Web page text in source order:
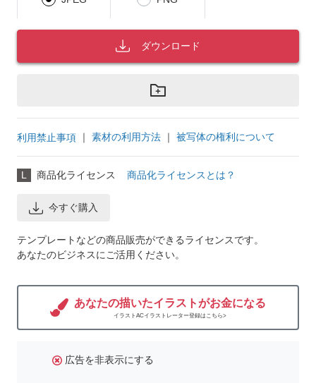
ダウンロード
利用禁止事項 ｜ 素材の利用方法 ｜ 被写体の権利について
L 商品化ライセンス 商品化ライセンスとは？
今すぐ購入
テンプレートなどの商品販売ができるライセンスです。
あなたのビジネスにご活用ください。
あなたの描いたイラストがお金になる
イラストACイラストレーター登録はこちら>
広告を非表示にする